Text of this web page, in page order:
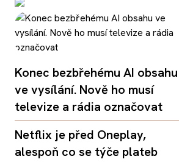
Konec bezbřehému AI obsahu
ve vysílání. Nově ho musí
televize a rádia označovat
Netflix je před Oneplay,
alespoň co se týče plateb